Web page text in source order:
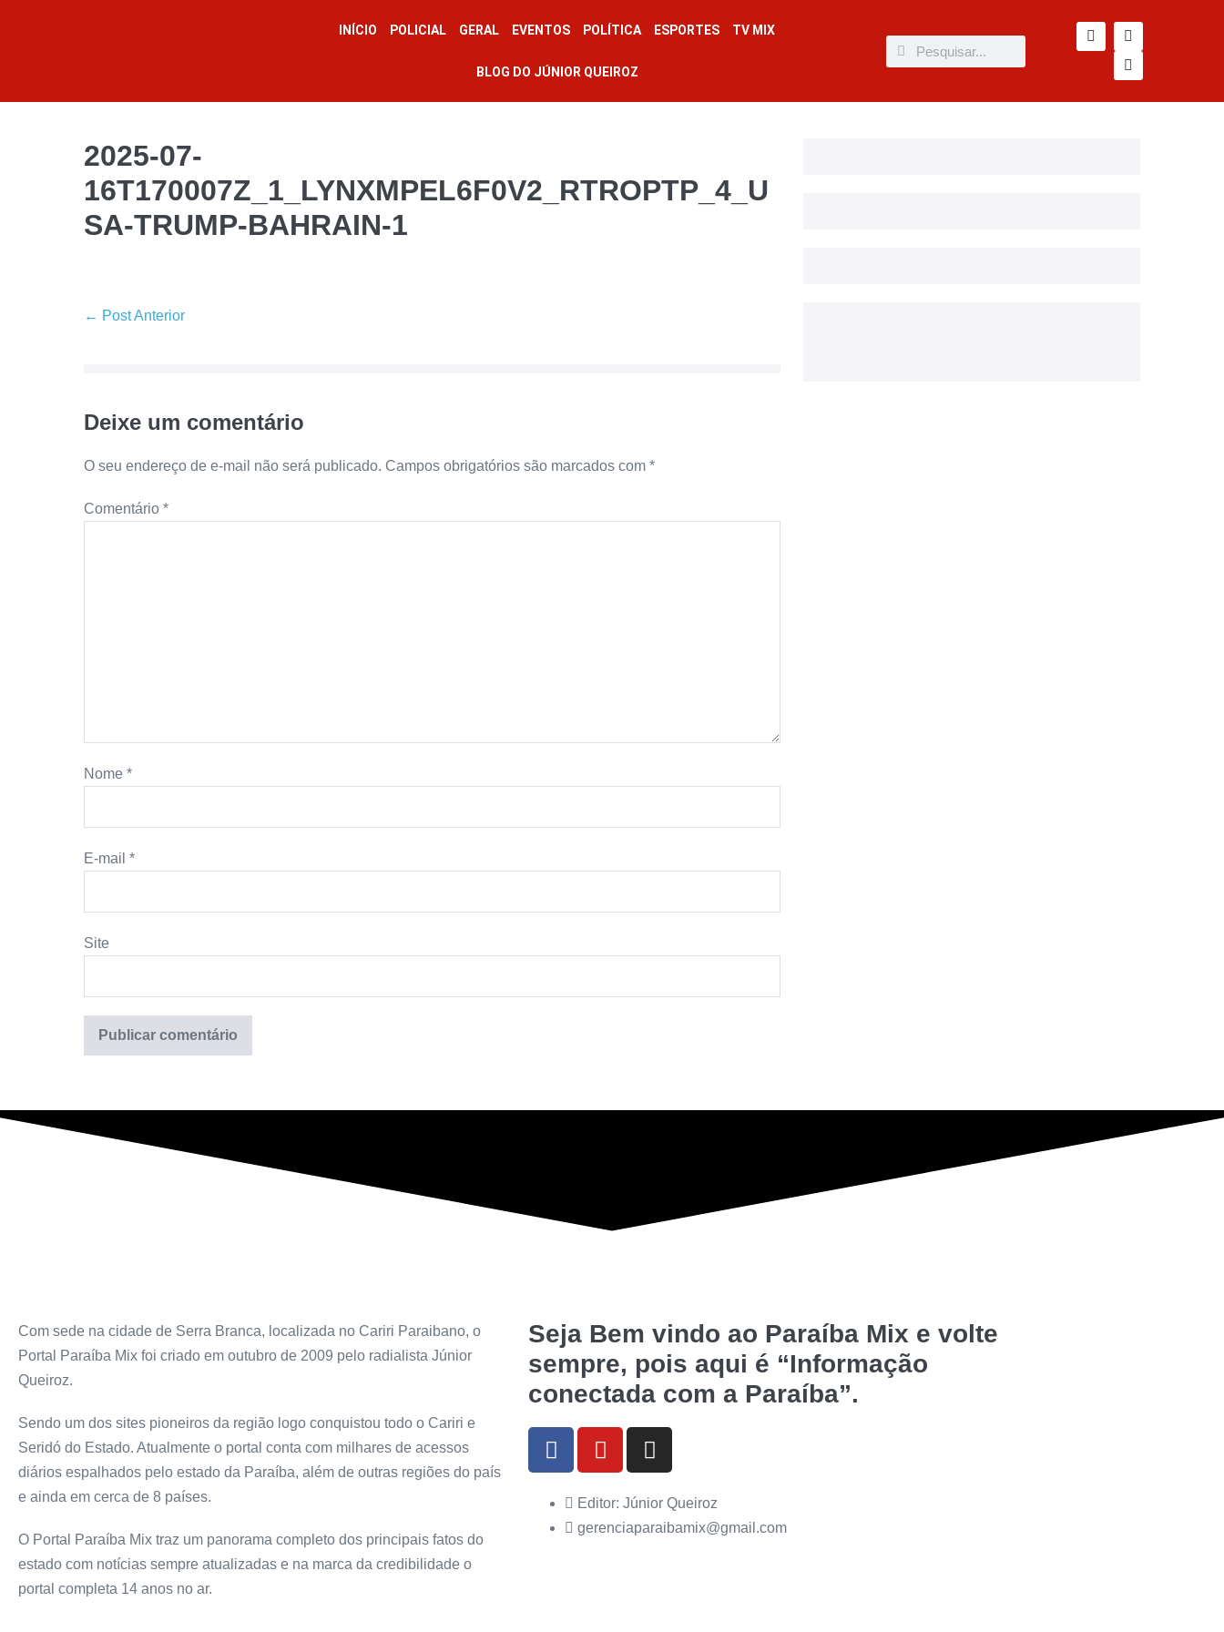
INÍCIO POLICIAL GERAL EVENTOS POLÍTICA ESPORTES TV MIX
BLOG DO JÚNIOR QUEIROZ
2025-07-
16T170007Z_1_LYNXMPEL6F0V2_RTROPTP_4_U
SA-TRUMP-BAHRAIN-1
← Post Anterior
Deixe um comentário
O seu endereço de e-mail não será publicado. Campos obrigatórios são marcados com *
Comentário *
Nome *
E-mail *
Site
Com sede na cidade de Serra Branca, localizada no Cariri Paraibano, o
Portal Paraíba Mix foi criado em outubro de 2009 pelo radialista Júnior
Queiroz.
Sendo um dos sites pioneiros da região logo conquistou todo o Cariri e
Seridó do Estado. Atualmente o portal conta com milhares de acessos
diários espalhados pelo estado da Paraíba, além de outras regiões do país
e ainda em cerca de 8 países.
O Portal Paraíba Mix traz um panorama completo dos principais fatos do
estado com notícias sempre atualizadas e na marca da credibilidade o
portal completa 14 anos no ar.
Seja Bem vindo ao Paraíba Mix e volte
sempre, pois aqui é “Informação
conectada com a Paraíba”.
Editor: Júnior Queiroz
gerenciaparaibamix@gmail.com